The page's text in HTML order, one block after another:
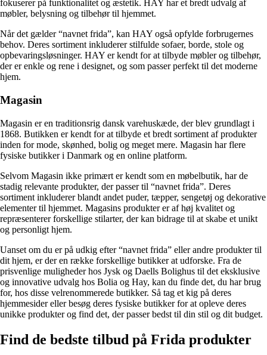
fokuserer på funktionalitet og æstetik. HAY har et bredt udvalg af
møbler, belysning og tilbehør til hjemmet.
Når det gælder “navnet frida”, kan HAY også opfylde forbrugernes
behov. Deres sortiment inkluderer stilfulde sofaer, borde, stole og
opbevaringsløsninger. HAY er kendt for at tilbyde møbler og tilbehør,
der er enkle og rene i designet, og som passer perfekt til det moderne
hjem.
Magasin
Magasin er en traditionsrig dansk varehuskæde, der blev grundlagt i
1868. Butikken er kendt for at tilbyde et bredt sortiment af produkter
inden for mode, skønhed, bolig og meget mere. Magasin har flere
fysiske butikker i Danmark og en online platform.
Selvom Magasin ikke primært er kendt som en møbelbutik, har de
stadig relevante produkter, der passer til “navnet frida”. Deres
sortiment inkluderer blandt andet puder, tæpper, sengetøj og dekorative
elementer til hjemmet. Magasins produkter er af høj kvalitet og
repræsenterer forskellige stilarter, der kan bidrage til at skabe et unikt
og personligt hjem.
Uanset om du er på udkig efter “navnet frida” eller andre produkter til
dit hjem, er der en række forskellige butikker at udforske. Fra de
prisvenlige muligheder hos Jysk og Daells Bolighus til det eksklusive
og innovative udvalg hos Bolia og Hay, kan du finde det, du har brug
for, hos disse velrenommerede butikker. Så tag et kig på deres
hjemmesider eller besøg deres fysiske butikker for at opleve deres
unikke produkter og find det, der passer bedst til din stil og dit budget.
Find de bedste tilbud på Frida produkter